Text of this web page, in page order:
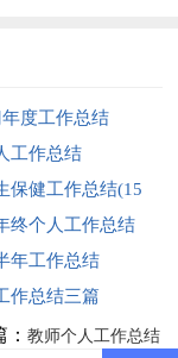
度工作总结
工作总结
保健工作总结(15
终个人工作总结
年工作总结
作总结三篇
： 教师个人工作总结